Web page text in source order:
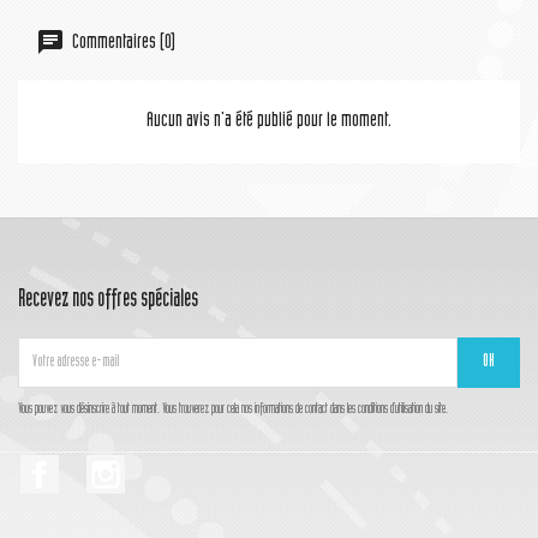
Commentaires (0)
Aucun avis n'a été publié pour le moment.
Recevez nos offres spéciales
Vous pouvez vous désinscrire à tout moment. Vous trouverez pour cela nos informations de contact dans les conditions d'utilisation du site.